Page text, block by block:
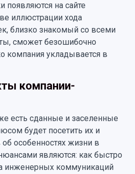
появляются на сайте
иллюстрации хода
близко знакомый со всеми
сможет безошибочно
компания укладывается в
компании-
есть сданные и заселенные
будет посетить их и
особенностях жизни в
являются: как быстро
инженерных коммуникаций